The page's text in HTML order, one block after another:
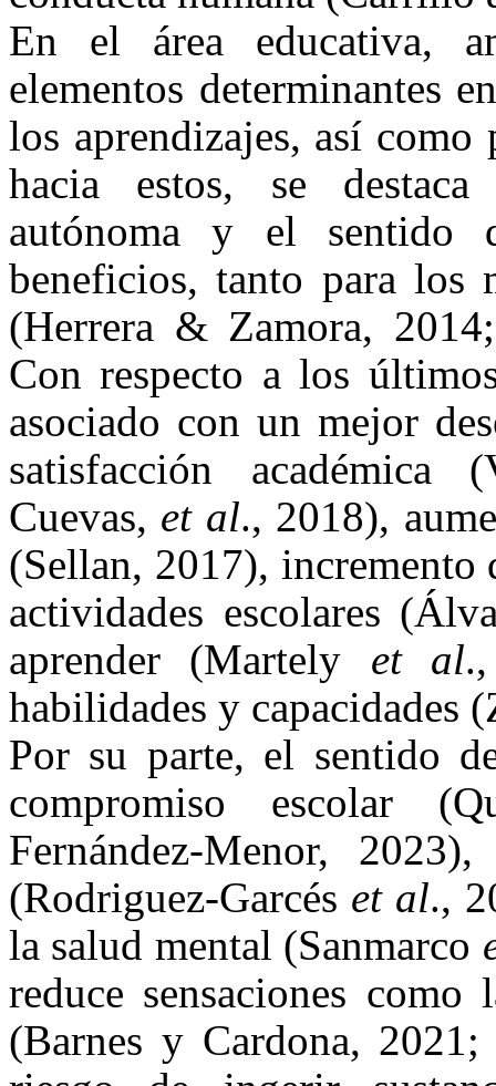
En el área educativa,
elementos determinantes
los aprendizajes, así
hacia estos, se
autónoma y el sentido
beneficios, tanto para los
(Herrera & Zamora,
Con respecto a los
asociado con un mejor
satisfacción académica
Cuevas, et al., 2018),
(Sellan, 2017), incremento
actividades escolares
aprender (Martely et al
habilidades y capacidades
Por su parte, el sentido
compromiso escolar
Fernández-Menor,
(Rodriguez-Garcés et al.,
la salud mental (Sanmarco
reduce sensaciones
(Barnes y Cardona,